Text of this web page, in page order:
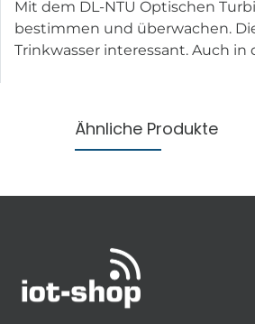
Mit dem DL-NTU Optischen
bestimmen und überwachen.
Trinkwasser interessant. Auch
Ähnliche Produkte